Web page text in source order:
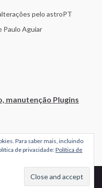
pelo astroPT
Paulo Aguiar
manutenção Plugins
Para saber mais, incluindo
de privacidade:Política de